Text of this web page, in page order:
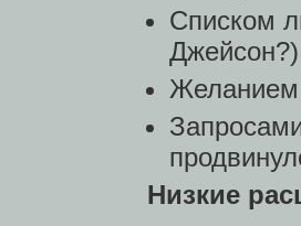
Списком
Джейсон?)
Желанием
Низкие